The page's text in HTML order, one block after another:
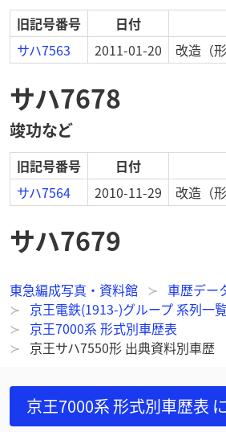
旧記号番号 日付
サハ7563
2011-01-20 改造 （
サハ7678
竣功など
旧記号番号 日付
サハ7564
2010-11-29 改造 （
サハ7679
東急編成写真・資料館
車歴デー
京王電鉄(1913-)グループ 系列一
京王7000系 形式別車歴表
京王サハ7550形 出典資料別車歴
京王7000系 形式別車歴表